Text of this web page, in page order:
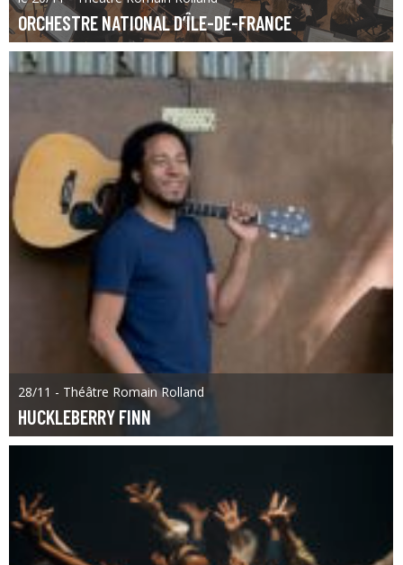
ORCHESTRE NATIONAL D’ÎLE-DE-FRANCE
28/11 - Théâtre Romain Rolland
HUCKLEBERRY FINN